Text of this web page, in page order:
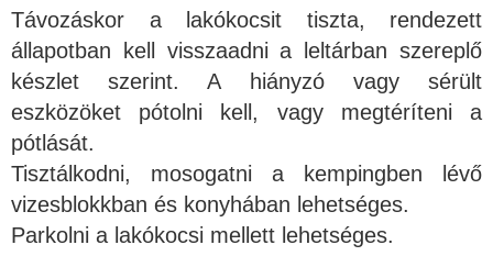
Távozáskor a lakókocsit tiszta, rendezett
állapotban kell visszaadni a leltárban szereplő
készlet szerint. A hiányzó vagy sérült
eszközöket pótolni kell, vagy megtéríteni a
pótlását.
Tisztálkodni, mosogatni a kempingben lévő
vizesblokkban és konyhában lehetséges.
Parkolni a lakókocsi mellett lehetséges.